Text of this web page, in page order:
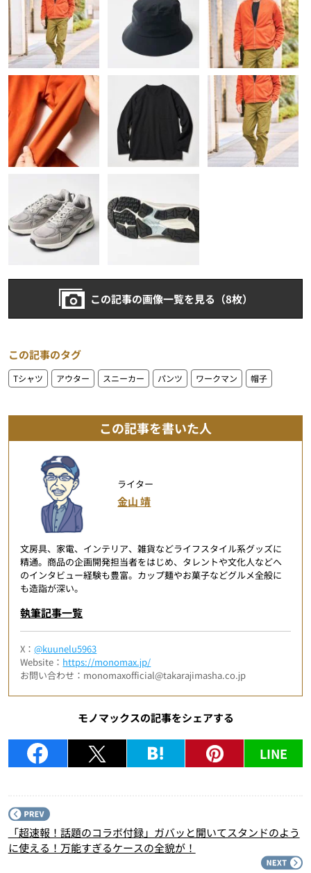
この記事の画像一覧を見る（8枚）
この記事のタグ
Tシャツ アウター スニーカー パンツ ワークマン 帽子
この記事を書いた人
ライター
金山 靖
文房具、家電、インテリア、雑貨などライフスタイル系グッズに
精通。商品の企画開発担当者をはじめ、タレントや文化人などへ
のインタビュー経験も豊富。カップ麺やお菓子などグルメ全般に
も造詣が深い。
執筆記事一覧
X：@kuunelu5963
Website： https://monomax.jp/
お問い合わせ：monomaxofficial@takarajimasha.co.jp
モノマックスの記事をシェアする
LINE
「超速報！話題のコラボ付録」ガバッと開いてスタンドのよう
に使える！万能すぎるケースの全貌が！